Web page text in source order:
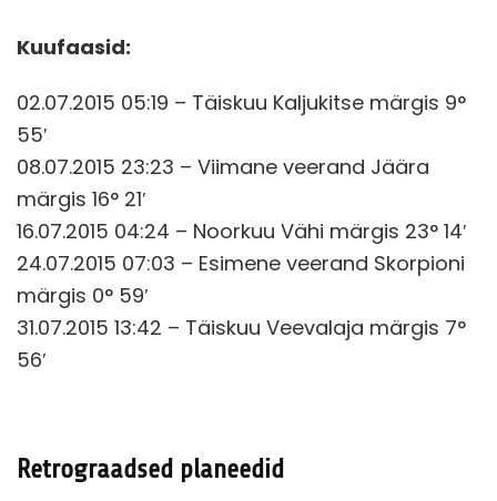
Kuufaasid:
02.07.2015 05:19 – Täiskuu Kaljukitse märgis 9°
55′
08.07.2015 23:23 – Viimane veerand Jäära
märgis 16° 21′
16.07.2015 04:24 – Noorkuu Vähi märgis 23° 14′
24.07.2015 07:03 – Esimene veerand Skorpioni
märgis 0° 59′
31.07.2015 13:42 – Täiskuu Veevalaja märgis 7°
56′
Retrograadsed planeedid